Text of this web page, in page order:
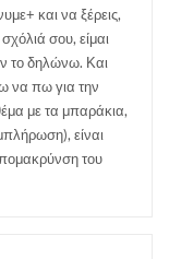
και να ξέρεις,
σου, είμαι
το δηλώνω. Και
να πω για την
με τα μπαράκια,
είναι
του